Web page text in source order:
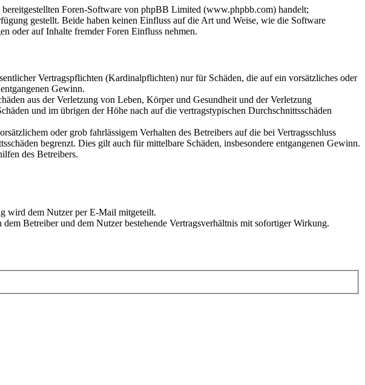
Foren-Software von phpBB Limited (www.phpbb.com) handelt;
gestellt. Beide haben keinen Einfluss auf die Art und Weise, wie die Software
oder auf Inhalte fremder Foren Einfluss nehmen.
Vertragspflichten (Kardinalpflichten) nur für Schäden, die auf ein vorsätzliches oder
Gewinn.
aus der Verletzung von Leben, Körper und Gesundheit und der Verletzung
und im übrigen der Höhe nach auf die vertragstypischen Durchschnittsschäden
oder grob fahrlässigem Verhalten des Betreibers auf die bei Vertragsschluss
begrenzt. Dies gilt auch für mittelbare Schäden, insbesondere entgangenen Gewinn.
des Betreibers.
wird dem Nutzer per E-Mail mitgeteilt.
Betreiber und dem Nutzer bestehende Vertragsverhältnis mit sofortiger Wirkung.